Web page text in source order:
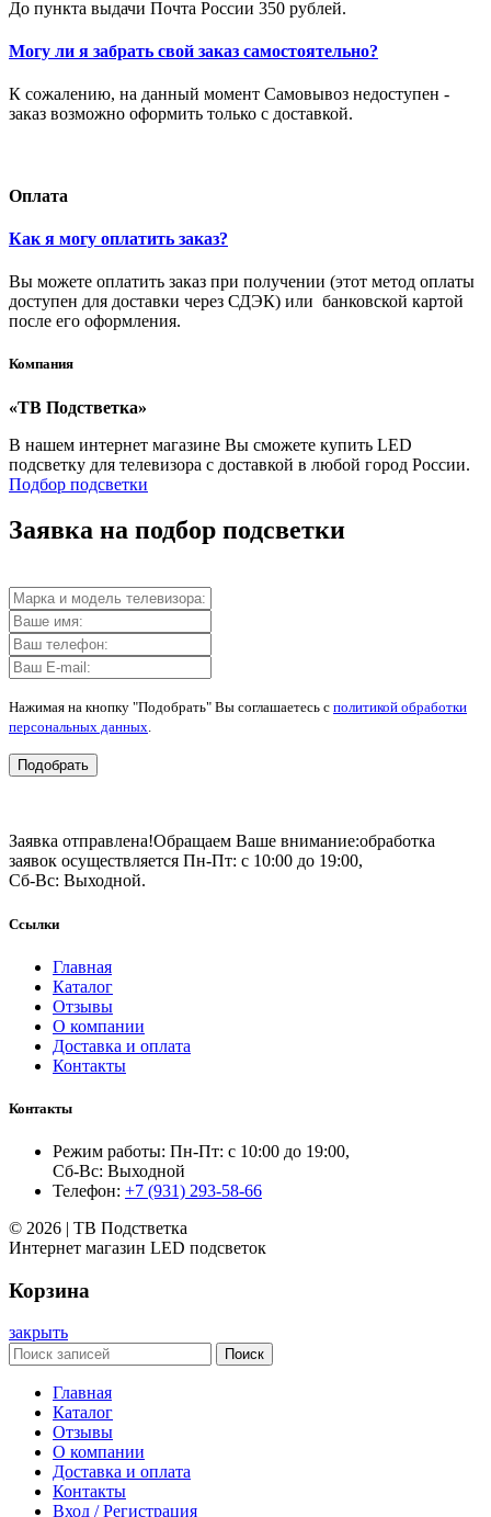
До пункта выдачи Почта России 350 рублей.
Могу ли я забрать свой заказ самостоятельно?
К сожалению, на данный момент Самовывоз недоступен -
заказ возможно оформить только с доставкой.
Оплата
Как я могу оплатить заказ?
Вы можете оплатить заказ при получении (этот метод оплаты
доступен для доставки через СДЭК) или банковской картой
после его оформления.
Компания
«ТВ Подстветка»
В нашем интернет магазине Вы сможете купить LED
подсветку для телевизора с доставкой в любой город России.
Подбор подсветки
Заявка на подбор подсветки
Нажимая на кнопку "Подобрать" Вы соглашаетесь с политикой обработки
персональных данных.
Подобрать
Заявка отправлена!Обращаем Ваше внимание:обработка
заявок осуществляется Пн-Пт: с 10:00 до 19:00,
Сб-Вс: Выходной.
Ссылки
Главная
Каталог
Отзывы
О компании
Доставка и оплата
Контакты
Контакты
Режим работы: Пн-Пт: с 10:00 до 19:00,
Сб-Вс: Выходной
Телефон: +7 (931) 293-58-66
© 2026 | ТВ Подстветка
Интернет магазин LED подсветок
Корзина
закрыть
Поиск
Главная
Каталог
Отзывы
О компании
Доставка и оплата
Контакты
Вход / Регистрация